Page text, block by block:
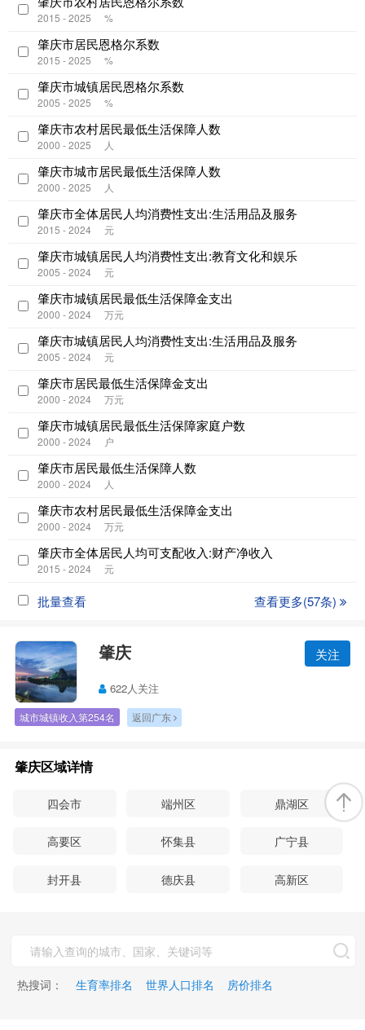
2015 - 2025 %
肇庆市居民恩格尔系数
2015 - 2025 %
肇庆市城镇居民恩格尔系数
2005 - 2025 %
肇庆市农村居民最低生活保障人数
2000 - 2025 人
肇庆市城市居民最低生活保障人数
2000 - 2025 人
肇庆市全体居民人均消费性支出:生活用品及服务
2015 - 2024 元
肇庆市城镇居民人均消费性支出:教育文化和娱乐
2005 - 2024 元
肇庆市城镇居民最低生活保障金支出
2000 - 2024 万元
肇庆市城镇居民人均消费性支出:生活用品及服务
2005 - 2024 元
肇庆市居民最低生活保障金支出
2000 - 2024 万元
肇庆市城镇居民最低生活保障家庭户数
2000 - 2024 户
肇庆市居民最低生活保障人数
2000 - 2024 人
肇庆市农村居民最低生活保障金支出
2000 - 2024 万元
肇庆市全体居民人均可支配收入:财产净收入
2015 - 2024 元
批量查看 查看更多(57条)
肇庆 关注
622人关注
城市城镇收入第254名 返回广东
肇庆区域详情
四会市 端州区 鼎湖区
高要区 怀集县 广宁县
封开县 德庆县 高新区
热搜词： 生育率排名 世界人口排名 房价排名